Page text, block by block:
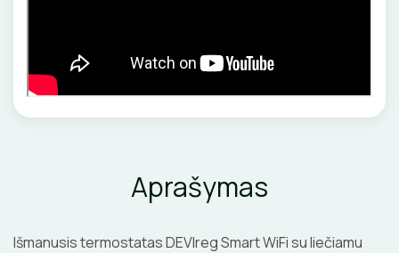
Aprašymas
Išmanusis termostatas DEVIreg Smart WiFi su liečiamu